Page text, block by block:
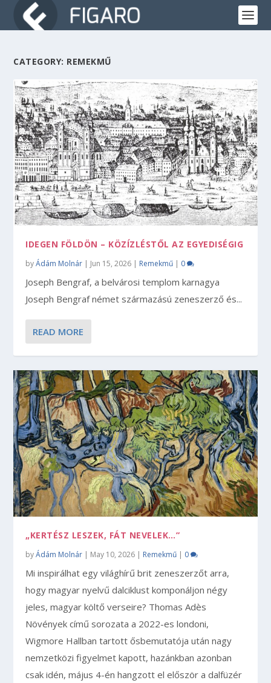
CATEGORY: REMEKMŰ
IDEGEN FÖLDÖN – KÖZÍZLÉSTŐL AZ EGYEDISÉGIG
byÁdám Molnár | Jun 15, 2026 | Remekmű | 0
Joseph Bengraf, a belvárosi templom karnagya
Joseph Bengraf német származású zeneszerző és...
READ MORE
„KERTÉSZ LESZEK, FÁT NEVELEK…”
byÁdám Molnár | May 10, 2026 | Remekmű | 0
Mi inspirálhat egy világhírű brit zeneszerzőt arra,
hogy magyar nyelvű dalciklust komponáljon négy
jeles, magyar költő verseire? Thomas Adès
Növények című sorozata a 2022-es londoni,
Wigmore Hallban tartott ősbemutatója után nagy
nemzetközi figyelmet kapott, hazánkban azonban
csak idén, május 4-én hangzott el először a dalfüzér